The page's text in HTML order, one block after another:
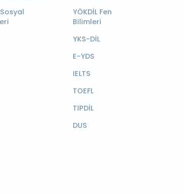
Sosyal
YÖKDİL Fen
Bilimleri
YKS-DİL
E-YDS
IELTS
TOEFL
TIPDİL
DUS